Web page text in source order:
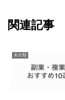
関連記事
未分類